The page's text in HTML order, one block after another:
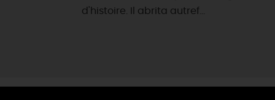
d'histoire. Il abrita autref...